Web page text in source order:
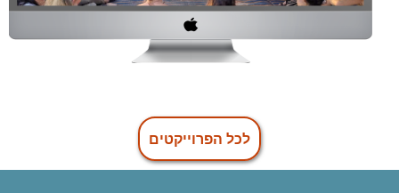
לכל הפרוייקטים